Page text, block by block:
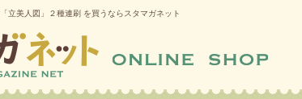
美人図」２種連刷 を買うならスタマガネット